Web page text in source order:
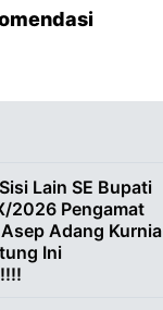
Lain SE Bupati
2026 Pengamat
Adang Kurnia
Ini